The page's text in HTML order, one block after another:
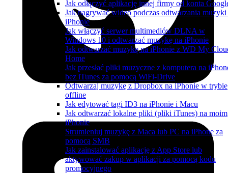
Jak odłączyć aplikację innej firmy od konta
Jak nagrywać wideo podczas odtwarzania muzyki
iPhonie
Jak włączyć serwer multimediów DLNA w
Windows 10 i odtwarzać muzykę na iPhonie
Jak odtwarzać muzykę na iPhonie z WD My
Home
Jak przesłać pliki muzyczne z komputera na
bez iTunes za pomocą WiFi-Drive
Odtwarzaj muzykę z Dropbox na iPhonie w trybie
offline
Jak edytować tagi ID3 na iPhonie i Macu
Jak odtwarzać lokalne pliki (pliki iTunes) na moim
iPhonie
Strumieniuj muzykę z Maca lub PC na iPhone za
pomocą SMB
Jak zainstalować aplikację z App Store lub
aktywować zakup w aplikacji za pomocą kodu
promocyjnego